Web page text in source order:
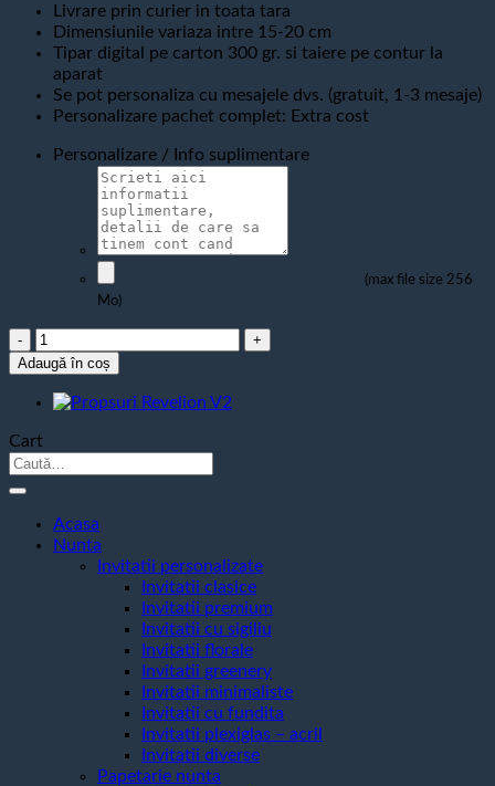
Livrare prin curier in toata tara
Dimensiunile variaza intre 15-20 cm
Tipar digital pe carton 300 gr. si taiere pe contur la
aparat
Se pot personaliza cu mesajele dvs. (gratuit, 1-3 mesaje)
Personalizare pachet complet: Extra cost
Personalizare / Info suplimentare
(max file size 256
Mo)
Cantitate
Propsuri
Revelion
V1
Adaugă în coș
Cart
Caută
Acasa
Nunta
Invitatii personalizate
Invitatii clasice
Invitatii premium
Invitatii cu sigiliu
Invitatii florale
Invitatii greenery
Invitatii minimaliste
Invitatii cu fundita
Invitatii plexiglas – acril
Invitatii diverse
Papetarie nunta